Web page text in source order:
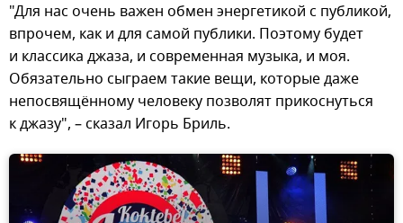
"Для нас очень важен обмен энергетикой с публикой,
впрочем, как и для самой публики. Поэтому будет
и классика джаза, и современная музыка, и моя.
Обязательно сыграем такие вещи, которые даже
непосвящённому человеку позволят прикоснуться
к джазу", – сказал Игорь Бриль.